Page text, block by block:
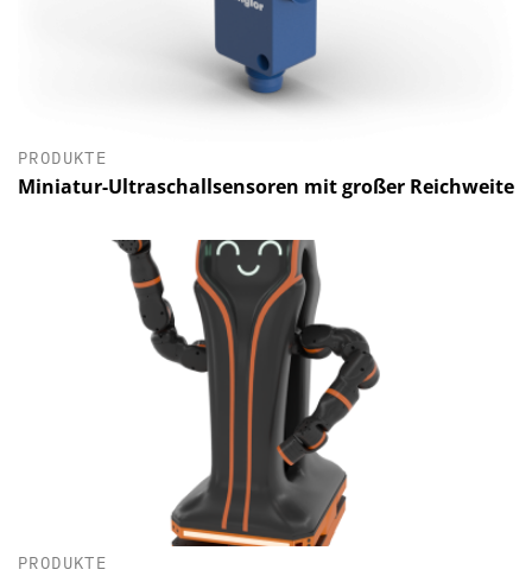
PRODUKTE
Miniatur-Ultraschallsensoren mit großer Reichweite
PRODUKTE